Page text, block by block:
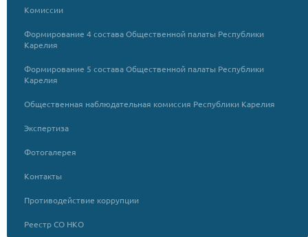
Комиссии
Формирование 4 состава Общественной палаты Республики
Карелия
Формирование 5 состава Общественной палаты Республики
Карелия
Общественная наблюдательная комиссия Республики Карелия
Экспертиза
Фотогалерея
Контакты
Противодействие коррупции
Реестр СО НКО